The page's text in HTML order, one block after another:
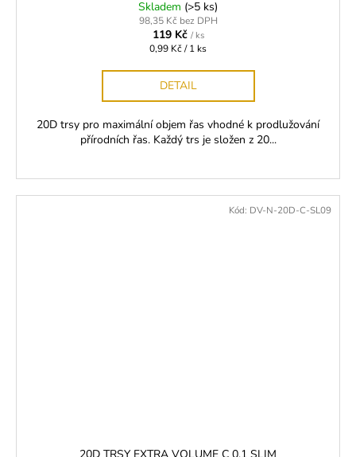
Skladem (>5 ks)
98,35 Kč bez DPH
119 Kč / ks
Měrná
0,99 Kč / 1 ks
DETAIL
20D trsy pro maximální objem řas vhodné k prodlužování
přírodních řas. Každý trs je složen z 20...
Kód: DV-N-20D-C-SL09